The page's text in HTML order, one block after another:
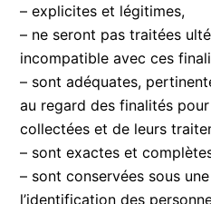
– explicites et légitimes,
– ne seront pas traitées
incompatible avec ces
– sont adéquates,
au regard des finalités
collectées et de leurs
– sont exactes et
– sont conservées sous
l’identification des